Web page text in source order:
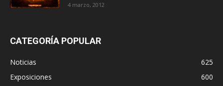
4 marzo, 2012
CATEGORÍA POPULAR
Noticias
625
Exposiciones
600